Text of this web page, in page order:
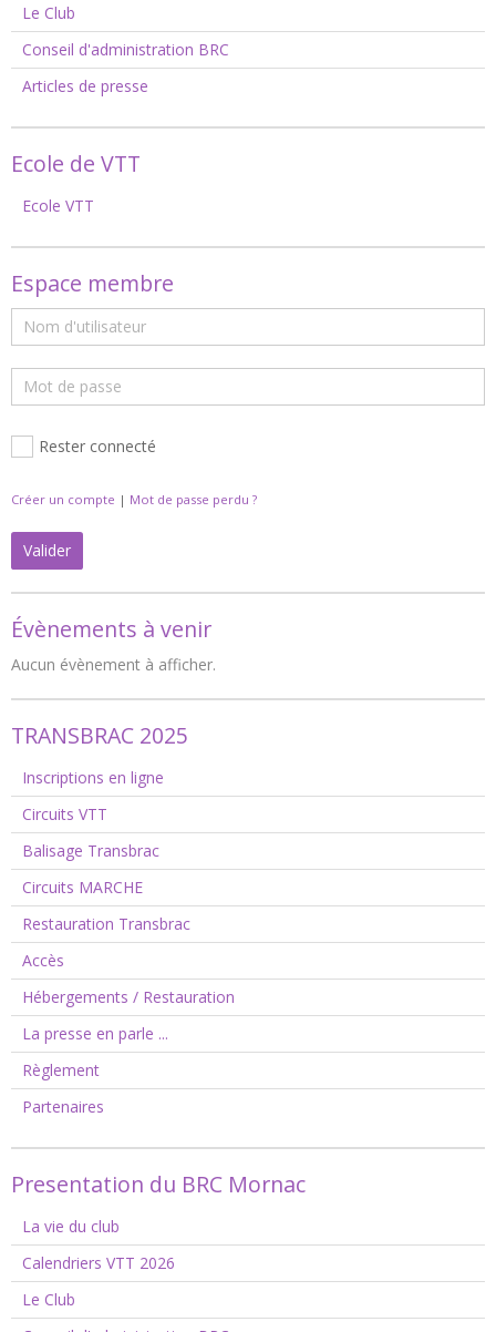
Le Club
Conseil d'administration BRC
Articles de presse
Ecole de VTT
Ecole VTT
Espace membre
Rester connecté
Créer un compte | Mot de passe perdu ?
Valider
Évènements à venir
Aucun évènement à afficher.
TRANSBRAC 2025
Inscriptions en ligne
Circuits VTT
Balisage Transbrac
Circuits MARCHE
Restauration Transbrac
Accès
Hébergements / Restauration
La presse en parle ...
Règlement
Partenaires
Presentation du BRC Mornac
La vie du club
Calendriers VTT 2026
Le Club